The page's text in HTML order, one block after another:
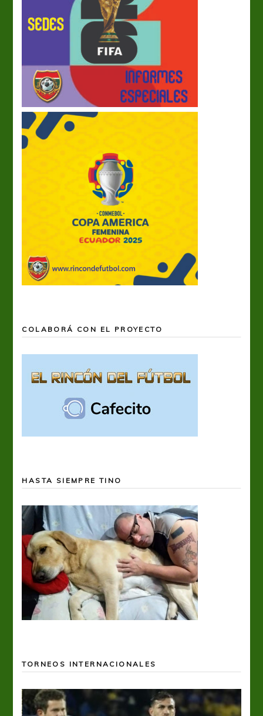
COLABORÁ CON EL PROYECTO
HASTA SIEMPRE TINO
TORNEOS INTERNACIONALES